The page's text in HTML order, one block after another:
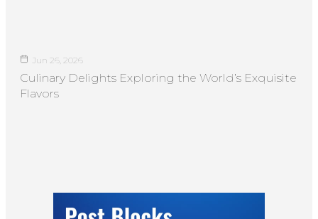
Jun 26, 2026
Culinary Delights Exploring the World’s Exquisite
Flavors